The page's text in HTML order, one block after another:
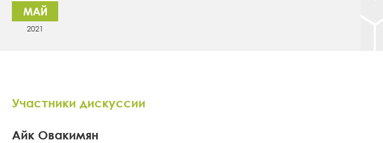
МАЙ
2021
Участники дискуссии
Айк Овакимян